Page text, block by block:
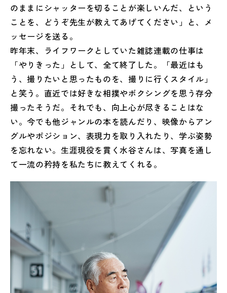
のままにシャッターを切ることが楽しいんだ、という
ことを、どうぞ先生が教えてあげてください」と、メ
ッセージを送る。
昨年末、ライフワークとしていた雑誌連載の仕事は
「やりきった」として、全て終了した。「最近はも
う、撮りたいと思ったものを、撮りに行くスタイル」
と笑う。直近では好きな相撲やボクシングを思う存分
撮ったそうだ。それでも、向上心が尽きることはな
い。今でも他ジャンルの本を読んだり、映像からアン
グルやポジション、表現力を取り入れたり、学ぶ姿勢
を忘れない。生涯現役を貫く水谷さんは、写真を通し
て一流の矜持を私たちに教えてくれる。